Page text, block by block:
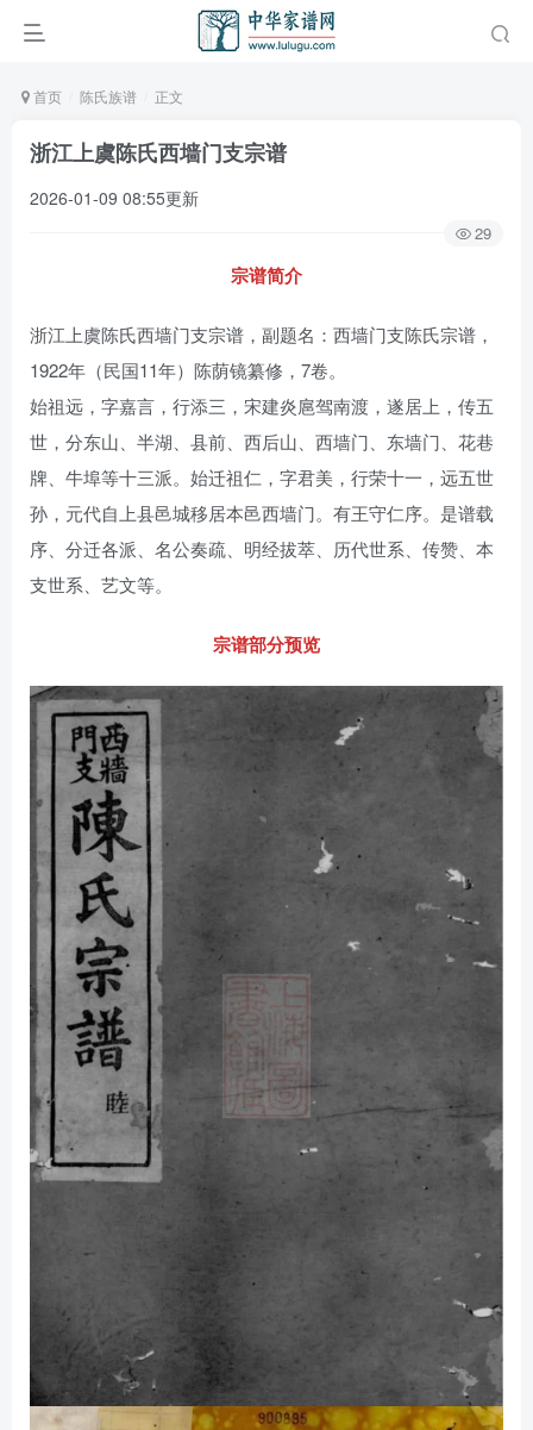
首页 陈氏族谱 正文
浙江上虞陈氏西墙门支宗谱
2026-01-09 08:55更新
29
宗谱简介
浙江上虞陈氏西墙门支宗谱，副题名：西墙门支陈氏宗谱，
1922年（民国11年）陈荫镜纂修，7卷。
始祖远，字嘉言，行添三，宋建炎扈驾南渡，遂居上，传五
世，分东山、半湖、县前、西后山、西墙门、东墙门、花巷
牌、牛埠等十三派。始迁祖仁，字君美，行荣十一，远五世
孙，元代自上县邑城移居本邑西墙门。有王守仁序。是谱载
序、分迁各派、名公奏疏、明经拔萃、历代世系、传赞、本
支世系、艺文等。
宗谱部分预览